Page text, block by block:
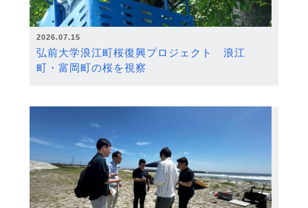
2026.07.15
弘前大学浪江町桜復興プロジェクト 浪江
町・富岡町の桜を視察